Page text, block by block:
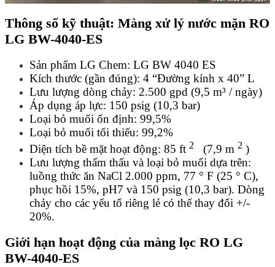
Thông số kỹ thuật: Màng xử lý nước mặn RO
LG BW-4040-ES
Sản phẩm LG Chem: LG BW 4040 ES
Kích thước (gần đúng): 4 “Đường kính x 40” L
Lưu lượng dòng chảy: 2.500 gpd (9,5 m³ / ngày)
Áp dụng áp lực: 150 psig (10,3 bar)
Loại bỏ muối ổn định: 99,5%
Loại bỏ muối tối thiểu: 99,2%
Diện tích bề mặt hoạt động: 85 ft 2 (7,9 m 2 )
Lưu lượng thấm thấu và loại bỏ muối dựa trên:
luồng thức ăn NaCl 2.000 ppm, 77 ° F (25 ° C),
phục hồi 15%, pH7 và 150 psig (10,3 bar). Dòng
chảy cho các yếu tố riêng lẻ có thể thay đổi +/-
20%.
Giới hạn hoạt động của màng lọc RO LG
BW-4040-ES